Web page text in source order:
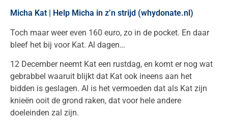
Micha Kat | Help Micha in z’n strijd (whydonate.nl)
Toch maar weer even 160 euro, zo in de pocket. En daar
bleef het bij voor Kat. Al dagen…
12 December neemt Kat een rustdag, en komt er nog wat
gebrabbel waaruit blijkt dat Kat ook ineens aan het
bidden is geslagen. Al is het vermoeden dat als Kat zijn
knieën ooit de grond raken, dat voor hele andere
doeleinden zal zijn.